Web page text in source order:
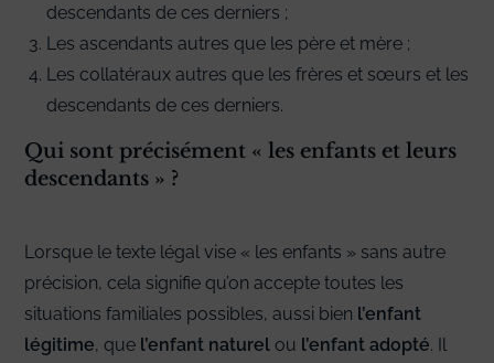
descendants de ces derniers ;
Les ascendants autres que les père et mère ;
Les collatéraux autres que les frères et sœurs et les
descendants de ces derniers.
Qui sont précisément « les enfants et leurs
descendants » ?
Lorsque le texte légal vise « les enfants » sans autre
précision, cela signifie qu’on accepte toutes les
situations familiales possibles, aussi bien l’enfant
légitime, que l’enfant naturel ou l’enfant adopté. Il